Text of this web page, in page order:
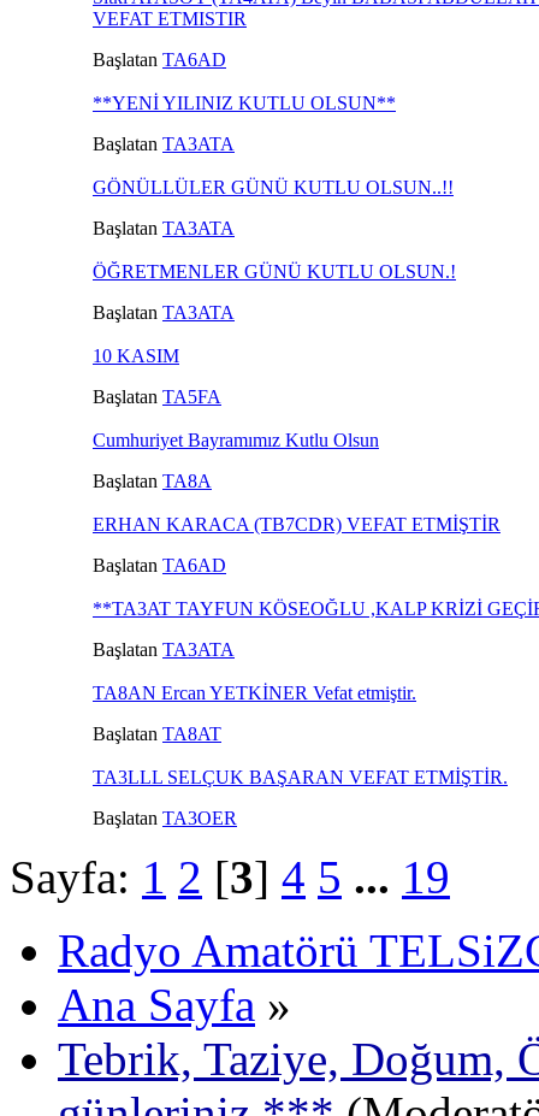
VEFAT ETMISTIR
Başlatan TA6AD
**YENİ YILINIZ KUTLU OLSUN**
Başlatan TA3ATA
GÖNÜLLÜLER GÜNÜ KUTLU OLSUN..!!
Başlatan TA3ATA
ÖĞRETMENLER GÜNÜ KUTLU OLSUN.!
Başlatan TA3ATA
10 KASIM
Başlatan TA5FA
Cumhuriyet Bayramımız Kutlu Olsun
Başlatan TA8A
ERHAN KARACA (TB7CDR) VEFAT ETMİŞTİR
Başlatan TA6AD
**TA3AT TAYFUN KÖSEOĞLU ,KALP KRİZİ
Başlatan TA3ATA
TA8AN Ercan YETKİNER Vefat etmiştir.
Başlatan TA8AT
TA3LLL SELÇUK BAŞARAN VEFAT ETMİŞTİR.
Başlatan TA3OER
Sayfa: 1 2 [3] 4 5 ... 19
Radyo Amatörü
Ana Sayfa »
Tebrik, Taziye, Doğum,